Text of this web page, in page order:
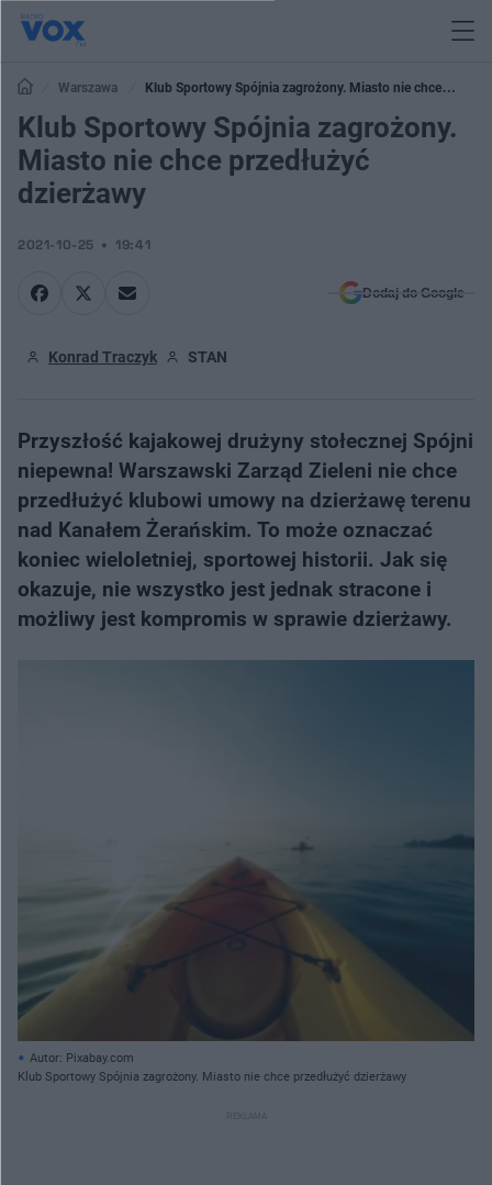
Warszawa
Klub Sportowy Spójnia zagrożony. Miasto nie chce
przedłużyć dzierżawy
Klub Sportowy Spójnia zagrożony.
Miasto nie chce przedłużyć
dzierżawy
2021-10-25 19:41
Dodaj do Google
Konrad Traczyk STAN
Przyszłość kajakowej drużyny stołecznej Spójni
niepewna! Warszawski Zarząd Zieleni nie chce
przedłużyć klubowi umowy na dzierżawę terenu
nad Kanałem Żerańskim. To może oznaczać
koniec wieloletniej, sportowej historii. Jak się
okazuje, nie wszystko jest jednak stracone i
możliwy jest kompromis w sprawie dzierżawy.
Autor: Pixabay.com
Klub Sportowy Spójnia zagrożony. Miasto nie chce przedłużyć dzierżawy